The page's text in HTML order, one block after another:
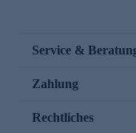
Service &
Zahlung
Rechtliches